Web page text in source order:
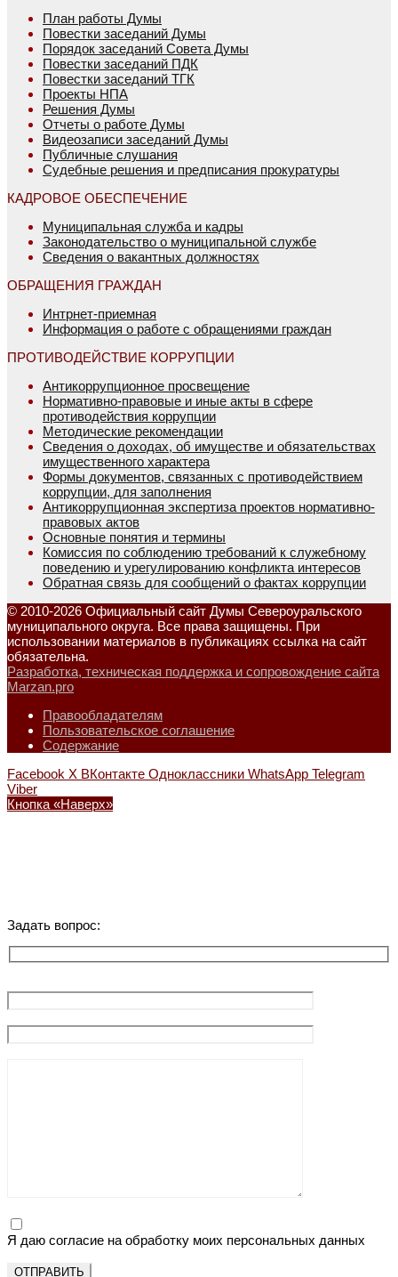
План работы Думы
Повестки заседаний Думы
Порядок заседаний Совета Думы
Повестки заседаний ПДК
Повестки заседаний ТГК
Проекты НПА
Решения Думы
Отчеты о работе Думы
Видеозаписи заседаний Думы
Публичные слушания
Судебные решения и предписания прокуратуры
КАДРОВОЕ ОБЕСПЕЧЕНИЕ
Муниципальная служба и кадры
Законодательство о муниципальной службе
Сведения о вакантных должностях
ОБРАЩЕНИЯ ГРАЖДАН
Интрнет-приемная
Информация о работе с обращениями граждан
ПРОТИВОДЕЙСТВИЕ КОРРУПЦИИ
Антикоррупционное просвещение
Нормативно-правовые и иные акты в сфере
противодействия коррупции
Методические рекомендации
Сведения о доходах, об имуществе и обязательствах
имущественного характера
Формы документов, связанных с противодействием
коррупции, для заполнения
Антикоррупционная экспертиза проектов нормативно-
правовых актов
Основные понятия и термины
Комиссия по соблюдению требований к служебному
поведению и урегулированию конфликта интересов
Обратная связь для сообщений о фактах коррупции
© 2010-2026 Официальный сайт Думы Североуральского
муниципального округа. Все права защищены. При
использовании материалов в публикациях ссылка на сайт
обязательна.
Разработка, техническая поддержка и сопровождение сайта
Marzan.pro
Правообладателям
Пользовательское соглашение
Содержание
Facebook X ВКонтакте Одноклассники WhatsApp Telegram
Viber
Кнопка «Наверх»
Задать вопрос:
Я даю согласие на обработку моих персональных данных